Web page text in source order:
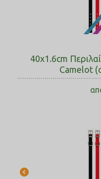
40x1.6cm
Camelot